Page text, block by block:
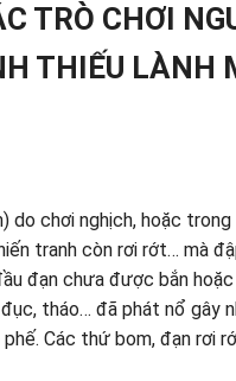
TRÒ CHƠI
THIẾU LÀNH
chơi nghịch, hoặc
tranh còn rơi rớt… mà
đạn chưa được bắn
tháo… đã phát nổ gây
Các thứ bom, đạn rơi